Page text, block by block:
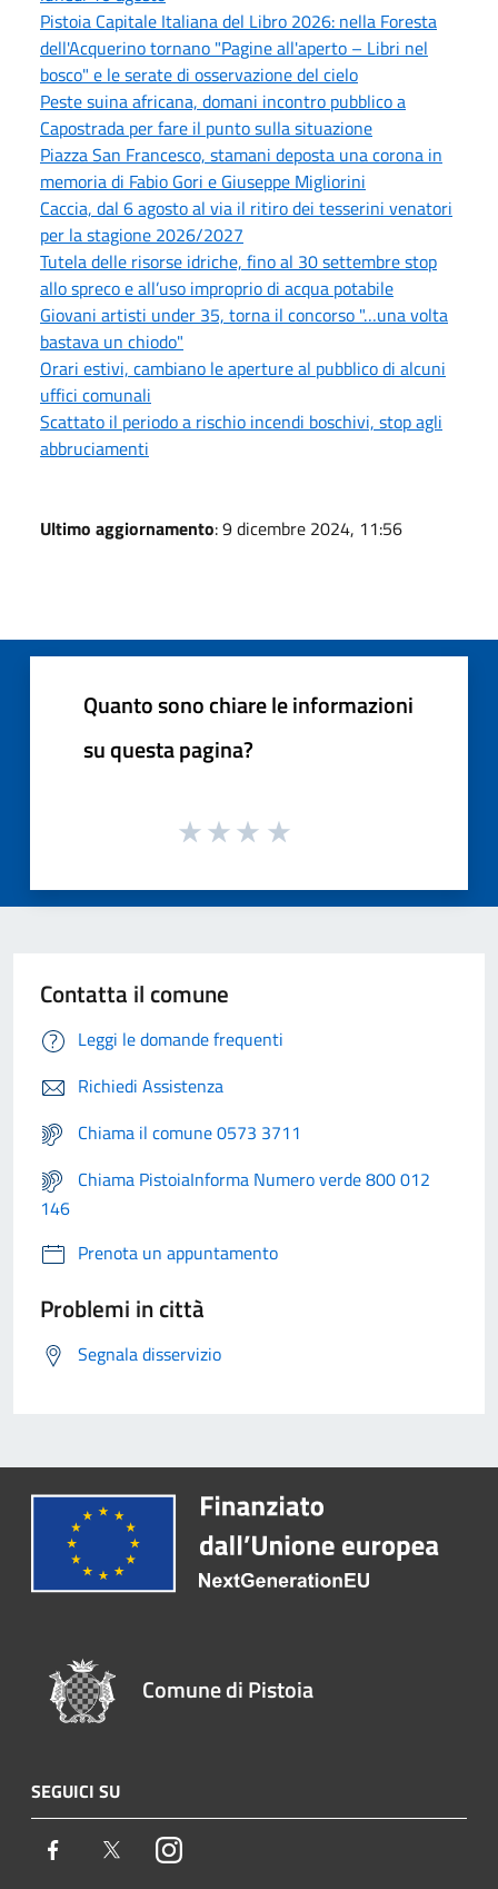
Pistoia Capitale Italiana del Libro 2026: nella Foresta
dell'Acquerino tornano "Pagine all'aperto – Libri nel
bosco" e le serate di osservazione del cielo
Peste suina africana, domani incontro pubblico a
Capostrada per fare il punto sulla situazione
Piazza San Francesco, stamani deposta una corona in
memoria di Fabio Gori e Giuseppe Migliorini
Caccia, dal 6 agosto al via il ritiro dei tesserini venatori
per la stagione 2026/2027
Tutela delle risorse idriche, fino al 30 settembre stop
allo spreco e all’uso improprio di acqua potabile
Giovani artisti under 35, torna il concorso "…una volta
bastava un chiodo"
Orari estivi, cambiano le aperture al pubblico di alcuni
uffici comunali
Scattato il periodo a rischio incendi boschivi, stop agli
abbruciamenti
Ultimo aggiornamento: 9 dicembre 2024, 11:56
Quanto sono chiare le informazioni
su questa pagina?
Contatta il comune
Leggi le domande frequenti
Richiedi Assistenza
Chiama il comune 0573 3711
Chiama PistoiaInforma Numero verde 800 012
146
Prenota un appuntamento
Problemi in città
Segnala disservizio
Comune di Pistoia
SEGUICI SU
Facebook TwitterInstagram